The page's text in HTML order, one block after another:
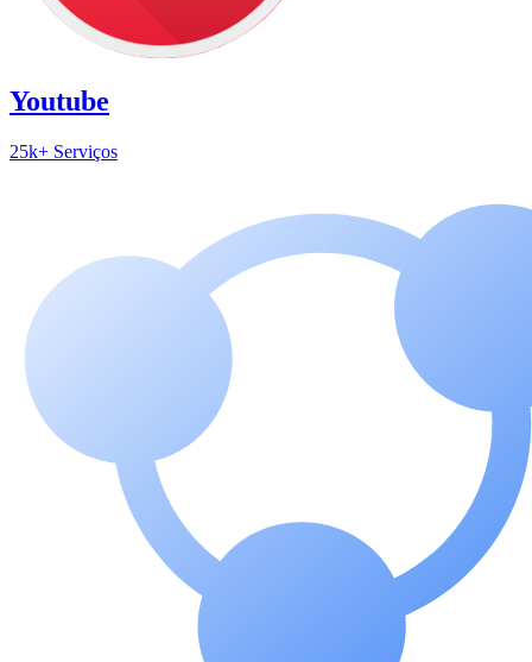
Youtube
25k+ Serviços